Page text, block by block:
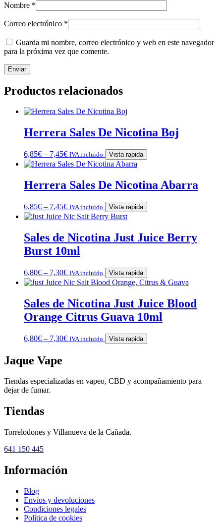
Nombre *
Correo electrónico *
Guarda mi nombre, correo electrónico y web en este navegador
para la próxima vez que comente.
Productos relacionados
Herrera Sales De Nicotina Boj
6,85€ – 7,45€ IVA incluido Vista rapida
Herrera Sales De Nicotina Abarra
6,85€ – 7,45€ IVA incluido Vista rapida
Sales de Nicotina Just Juice Berry
Burst 10ml
6,80€ – 7,30€ IVA incluido Vista rapida
Sales de Nicotina Just Juice Blood
Orange Citrus Guava 10ml
6,80€ – 7,30€ IVA incluido Vista rapida
Jaque Vape
Tiendas especializadas en vapeo, CBD y acompañamiento para
dejar de fumar.
Tiendas
Torrelodones y Villanueva de la Cañada.
641 150 445
Información
Blog
Envíos y devoluciones
Condiciones legales
Política de cookies